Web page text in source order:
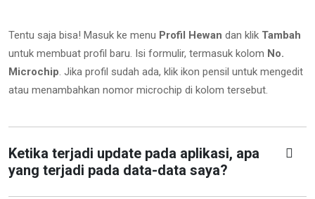
Tentu saja bisa! Masuk ke menu Profil Hewan dan klik Tambah
untuk membuat profil baru. Isi formulir, termasuk kolom No.
Microchip. Jika profil sudah ada, klik ikon pensil untuk mengedit
atau menambahkan nomor microchip di kolom tersebut.
Ketika terjadi update pada aplikasi, apa
yang terjadi pada data-data saya?